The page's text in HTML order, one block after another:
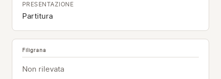
PRESENTAZIONE
Partitura
Filigrana
Non rilevata